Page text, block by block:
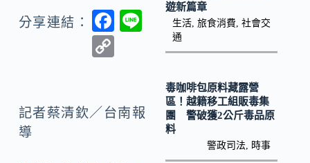
分享連結：
F
o
y
記者蔡清欽／台南報
導
遊新篇章
生活, 旅食消費 社會交
通
毒咖啡包原料藏露營
區！越籍移工組販毒集
團 警破獲2公斤毒品原
料
警政司法 時事